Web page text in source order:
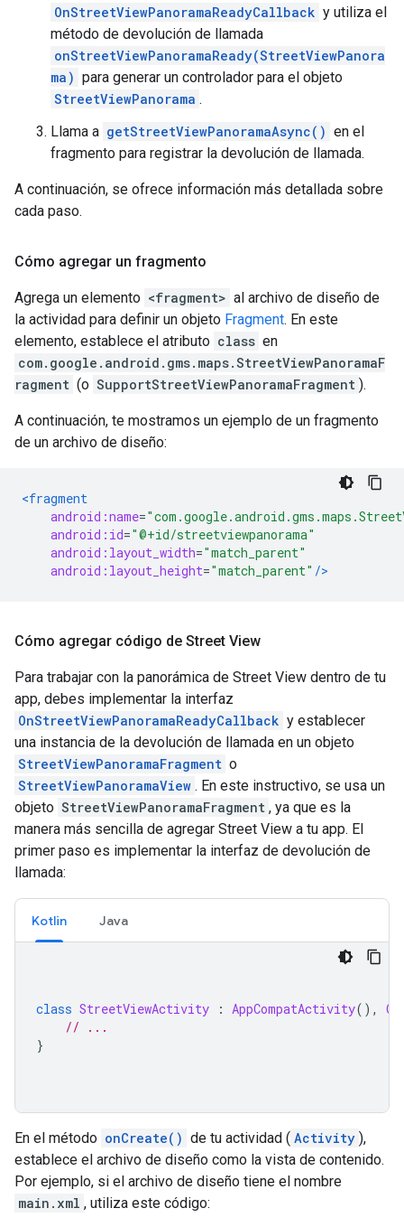
OnStreetViewPanoramaReadyCallback y utiliza el
método de devolución de llamada
onStreetViewPanoramaReady(StreetViewPanora
ma) para generar un controlador para el objeto
StreetViewPanorama .
Llama a getStreetViewPanoramaAsync() en el
fragmento para registrar la devolución de llamada.
A continuación, se ofrece información más detallada sobre
cada paso.
Cómo agregar un fragmento
Agrega un elemento <fragment> al archivo de diseño de
la actividad para definir un objeto Fragment. En este
elemento, establece el atributo class en
com.google.android.gms.maps.StreetViewPanoramaF
ragment (o SupportStreetViewPanoramaFragment ).
A continuación, te mostramos un ejemplo de un fragmento
de un archivo de diseño:
<fragment
android:name=
android:id="@+id/streetviewpanorama"
android:layout_width="match_parent"
android:layout_height="match_parent" />
Cómo agregar código de Street View
Para trabajar con la panorámica de Street View dentro de tu
app, debes implementar la interfaz
OnStreetViewPanoramaReadyCallback y establecer
una instancia de la devolución de llamada en un objeto
StreetViewPanoramaFragment o
StreetViewPanoramaView . En este instructivo, se usa un
objeto StreetViewPanoramaFragment , ya que es la
manera más sencilla de agregar Street View a tu app. El
primer paso es implementar la interfaz de devolución de
llamada:
Kotlin Java
class StreetViewActivity : AppCompatActivity(),
// ...
}
En el método onCreate() de tu actividad ( Activity ),
establece el archivo de diseño como la vista de contenido.
Por ejemplo, si el archivo de diseño tiene el nombre
main.xml , utiliza este código: